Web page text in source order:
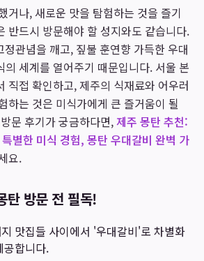
거나, 새로운 맛을 탐험하는 것을 즐기
반드시 방문해야 할 성지와도 같습니다.
관념을 깨고, 짚불 훈연향 가득한 우대
의 세계를 열어주기 때문입니다. 서울 본
직접 확인하고, 제주의 식재료와 어우러
하는 것은 미식가에게 큰 즐거움이 될
문 후기가 궁금하다면,제주 몽탄 추천:
별한 미식 경험, 몽탄 우대갈비 완벽 가
요.
탄 방문 전 필독!
맛집들 사이에서 '우대갈비'로 차별화
공합니다.